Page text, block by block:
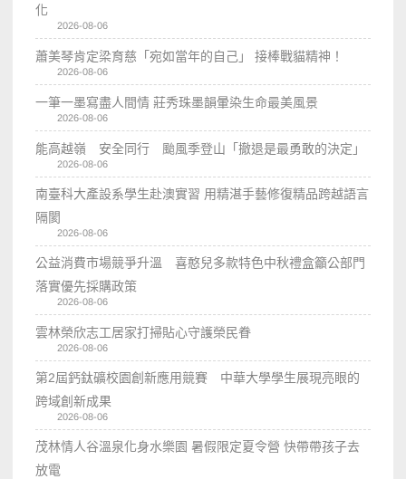
化
2026-08-06
蕭美琴肯定梁育慈「宛如當年的自己」 接棒戰貓精神！
2026-08-06
一筆一墨寫盡人間情 莊秀珠墨韻暈染生命最美風景
2026-08-06
能高越嶺 安全同行 颱風季登山「撤退是最勇敢的決定」
2026-08-06
南臺科大產設系學生赴澳實習 用精湛手藝修復精品跨越語言
隔閡
2026-08-06
公益消費市場競爭升溫 喜憨兒多款特色中秋禮盒籲公部門
落實優先採購政策
2026-08-06
雲林榮欣志工居家打掃貼心守護榮民眷
2026-08-06
第2屆鈣鈦礦校園創新應用競賽 中華大學學生展現亮眼的
跨域創新成果
2026-08-06
茂林情人谷溫泉化身水樂園 暑假限定夏令營 快帶帶孩子去
放電